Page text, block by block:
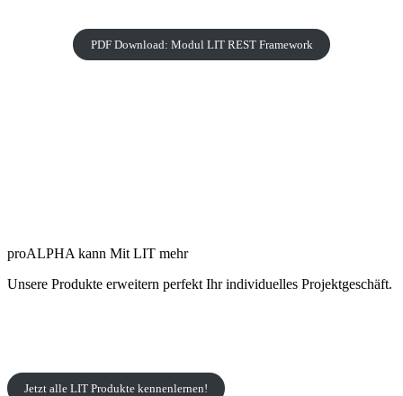
PDF Download: Modul LIT REST Framework
proALPHA kann Mit LIT mehr
Unsere Produkte erweitern perfekt Ihr individuelles Projektgeschäft.
Jetzt alle LIT Produkte kennenlernen!